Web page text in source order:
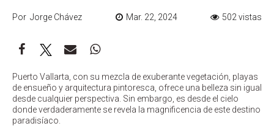
Por Jorge Chávez Mar. 22, 2024 502 vistas
Puerto Vallarta, con su mezcla de exuberante vegetación, playas
de ensueño y arquitectura pintoresca, ofrece una belleza sin igual
desde cualquier perspectiva. Sin embargo, es desde el cielo
donde verdaderamente se revela la magnificencia de este destino
paradisíaco.